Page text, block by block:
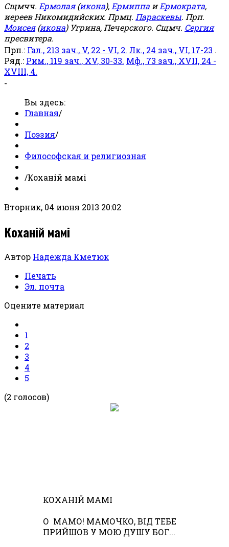
Сщмчч. Ермолая(икона), Ермиппа иЕрмократа,
иереев Никомидийских. Прмц. Параскевы. Прп.
Моисея(икона) Угрина, Печерского. Сщмч. Сергия
пресвитера.
Прп.: Гал., 213 зач., V, 22 - VI, 2. Лк., 24 зач., VI, 17-23 .
Ряд.: Рим., 119 зач., XV, 30-33. Мф., 73 зач., XVII, 24 -
XVIII, 4.
-
Вы здесь:
Главная/
Поэзия/
Философская и религиозная
/Коханій мамі
Вторник, 04 июня 2013 20:02
Коханій мамі
Автор Надежда Кметюк
Печать
Эл. почта
Оцените материал
1
2
3
4
5
(2 голосов)
КОХАНІЙ МАМІ
О МАМО! МАМОЧКО, ВІД ТЕБЕ
ПРИЙШОВ У МОЮ ДУШУ БОГ...